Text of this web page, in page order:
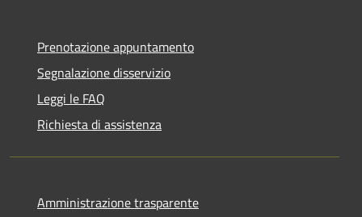
Prenotazione appuntamento
Segnalazione disservizio
Leggi le FAQ
Richiesta di assistenza
Amministrazione trasparente